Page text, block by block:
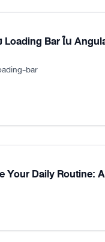
Loading Bar ใน
bar
Your Daily Routine: